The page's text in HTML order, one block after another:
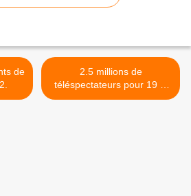
2.5 millions de
téléspectateurs pour 19 H
le dimanche, où Tapie se